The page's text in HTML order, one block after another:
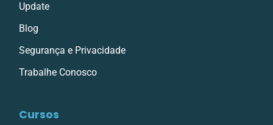
Update
Blog
Segurança e Privacidade
Trabalhe Conosco
Cursos